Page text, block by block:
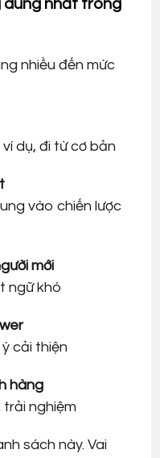
dùng nhất trong
nhiều đến mức
dụ, đi từ cơ bản
vào chiến lược
mới
ngữ khó
cải thiện
hàng
nghiệm
sách này. Vai